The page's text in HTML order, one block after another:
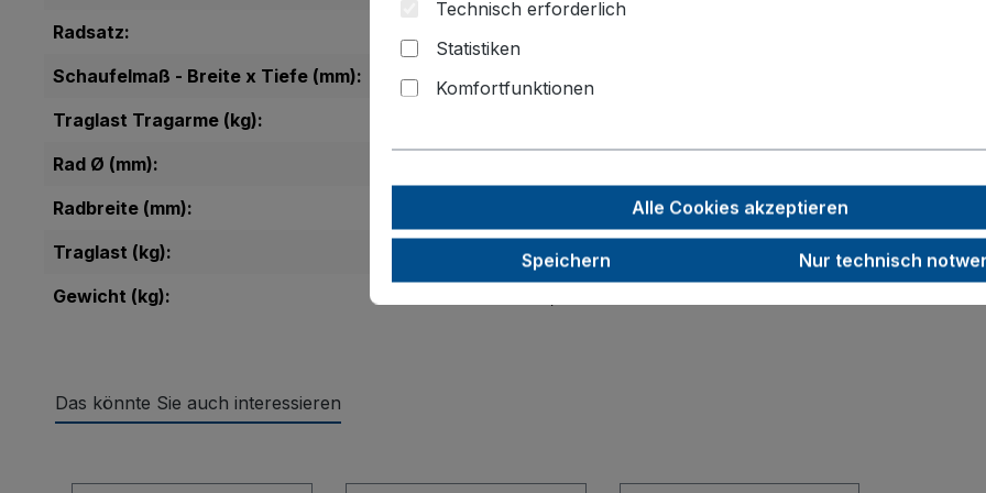
Radsatz:
Schaufelmaß - Breite x Tiefe (mm):
320 x 250
Traglast Tragarme (kg):
Rad Ø (mm):
Radbreite (mm):
Traglast (kg):
250
Gewicht (kg):
Das könnte Sie auch interessieren
Technisch erforderlich
Statistiken
Komfortfunktionen
Alle Cookies akzeptieren
Speichern Nur technisch